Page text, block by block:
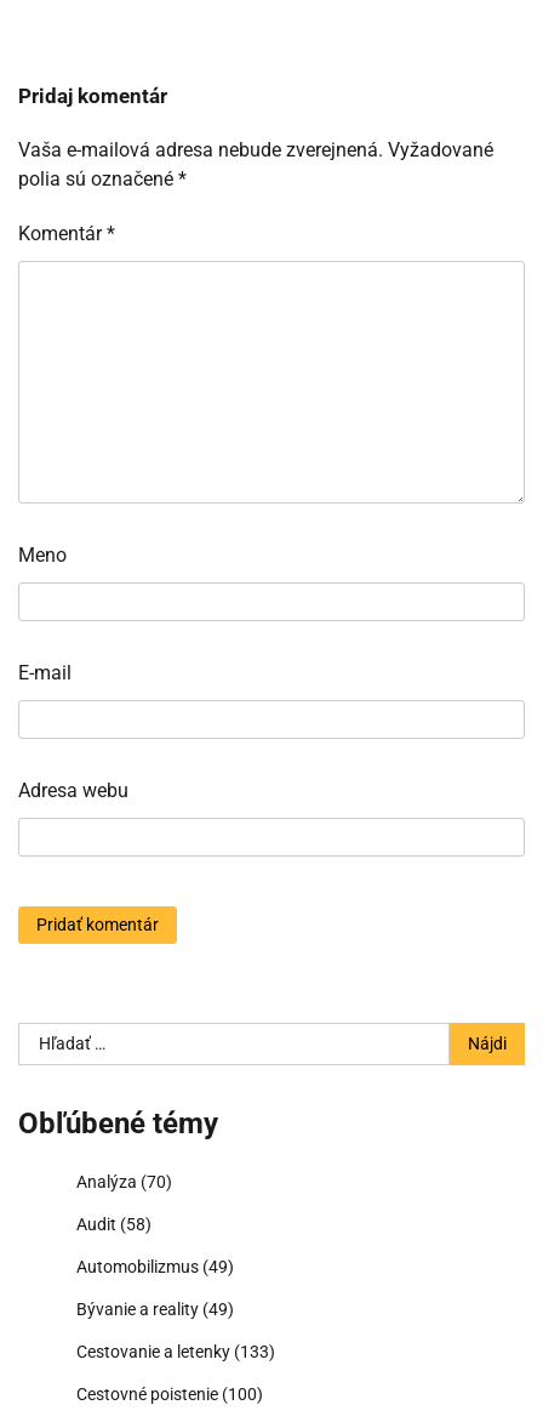
Pridaj komentár
Vaša e-mailová adresa nebude zverejnená. Vyžadované
polia sú označené *
Komentár*
Meno
E-mail
Adresa webu
Hľadať:
Obľúbené témy
Analýza (70)
Audit (58)
Automobilizmus (49)
Bývanie a reality (49)
Cestovanie a letenky (133)
Cestovné poistenie (100)